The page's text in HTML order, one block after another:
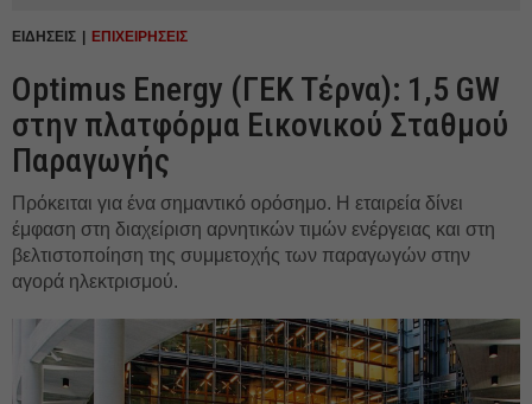
ΕΙΔΗΣΕΙΣ ΕΠΙΧΕΙΡΗΣΕΙΣ
Optimus Energy (ΓΕΚ Τέρνα): 1,5 GW
στην πλατφόρμα Εικονικού Σταθμού
Παραγωγής
Πρόκειται για ένα σημαντικό ορόσημο. Η εταιρεία δίνει
έμφαση στη διαχείριση αρνητικών τιμών ενέργειας και στη
βελτιστοποίηση της συμμετοχής των παραγωγών στην
αγορά ηλεκτρισμού.